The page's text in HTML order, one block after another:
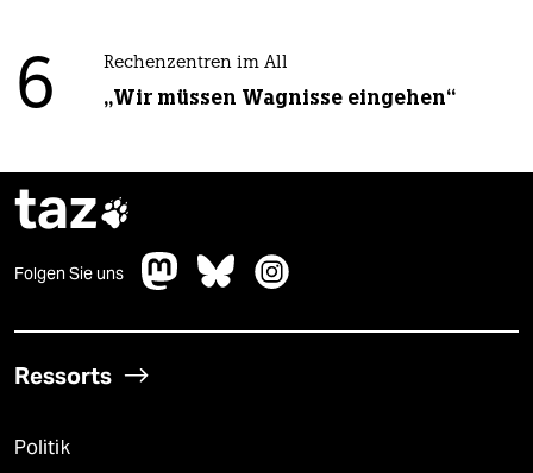
6 Rechenzentren im All
„Wir müssen Wagnisse eingehen“
taz
Folgen Sie uns
Ressorts
Politik